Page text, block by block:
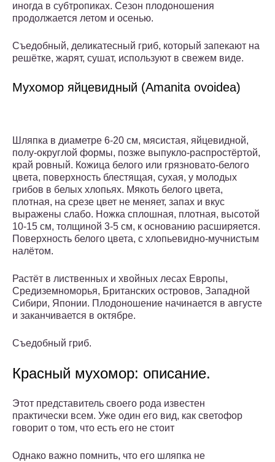
иногда в субтропиках. Сезон плодоношения
продолжается летом и осенью.
Съедобный, деликатесный гриб, который запекают на
решётке, жарят, сушат, используют в свежем виде.
Мухомор яйцевидный (Amanita ovoidea)
Шляпка в диаметре 6-20 см, мясистая, яйцевидной,
полу-округлой формы, позже выпукло-распростёртой,
край ровный. Кожица белого или грязновато-белого
цвета, поверхность блестящая, сухая, у молодых
грибов в белых хлопьях. Мякоть белого цвета,
плотная, на срезе цвет не меняет, запах и вкус
выражены слабо. Ножка сплошная, плотная, высотой
10-15 см, толщиной 3-5 см, к основанию расширяется.
Поверхность белого цвета, с хлопьевидно-мучнистым
налётом.
Растёт в лиственных и хвойных лесах Европы,
Средиземноморья, Британских островов, Западной
Сибири, Японии. Плодоношение начинается в августе
и заканчивается в октябре.
Съедобный гриб.
Красный мухомор: описание.
Этот представитель своего рода известен
практически всем. Уже один его вид, как светофор
говорит о том, что есть его не стоит
Однако важно помнить, что его шляпка не